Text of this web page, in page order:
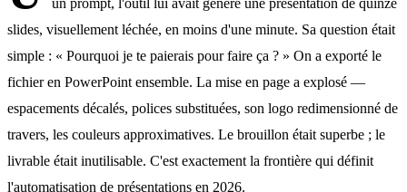
un prompt, l'outil lui avait généré une présentation de quinze
slides, visuellement léchée, en moins d'une minute. Sa question était
simple : « Pourquoi je te paierais pour faire ça ? » On a exporté le
fichier en PowerPoint ensemble. La mise en page a explosé —
espacements décalés, polices substituées, son logo redimensionné de
travers, les couleurs approximatives. Le brouillon était superbe ; le
livrable était inutilisable. C'est exactement la frontière qui définit
l'automatisation de présentations en 2026.